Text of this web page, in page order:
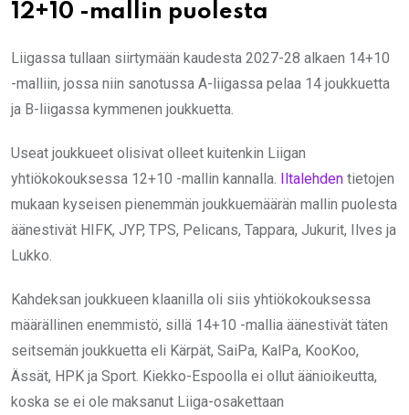
12+10 -mallin puolesta
Liigassa tullaan siirtymään kaudesta 2027-28 alkaen 14+10
-malliin, jossa niin sanotussa A-liigassa pelaa 14 joukkuetta
ja B-liigassa kymmenen joukkuetta.
Useat joukkueet olisivat olleet kuitenkin Liigan
yhtiökokouksessa 12+10 -mallin kannalla.
Iltalehden tietojen
mukaan kyseisen pienemmän joukkuemäärän mallin puolesta
äänestivät HIFK, JYP, TPS, Pelicans, Tappara, Jukurit, Ilves ja
Lukko.
Kahdeksan joukkueen klaanilla oli siis yhtiökokouksessa
määrällinen enemmistö, sillä 14+10 -mallia äänestivät täten
seitsemän joukkuetta eli Kärpät, SaiPa, KalPa, KooKoo,
Ässät, HPK ja Sport. Kiekko-Espoolla ei ollut äänioikeutta,
koska se ei ole maksanut Liiga-osakettaan